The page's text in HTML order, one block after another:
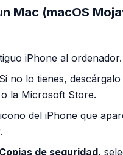
Mac (macOS
iPhone al ordenador.
no lo tienes, descárgalo
la Microsoft Store.
del iPhone que
Copias de seguridad,